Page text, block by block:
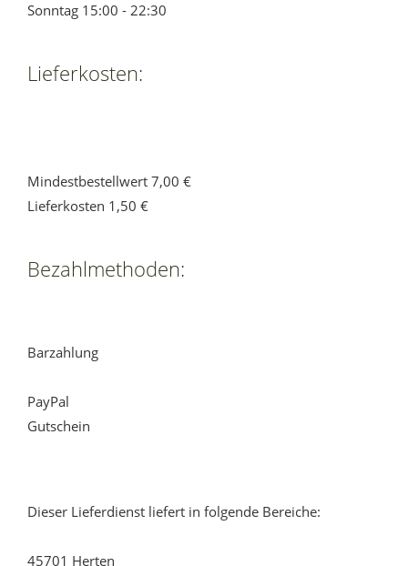
Sonntag 15:00 - 22:30
Lieferkosten:
Mindestbestellwert 7,00 €
Lieferkosten 1,50 €
Bezahlmethoden:
Barzahlung
PayPal
Gutschein
Dieser Lieferdienst liefert in folgende Bereiche:
45701 Herten